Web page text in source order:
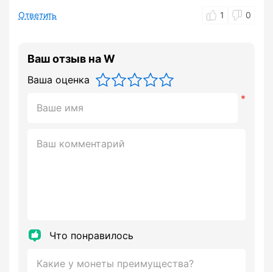
Ответить 1 0
Ваш отзыв на W
Ваша оценка
Что понравилось